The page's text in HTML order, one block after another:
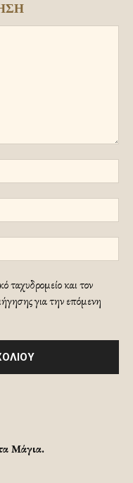
ταχυδρομείο και τον
για την επόμενη
Μάγια.